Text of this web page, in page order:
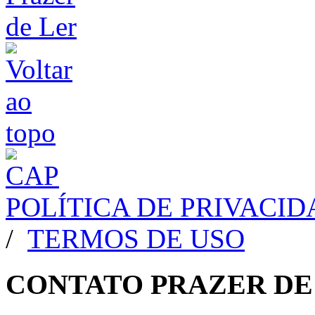
POLÍTICA DE
/ TERMOS DE USO
CONTATO PRAZER